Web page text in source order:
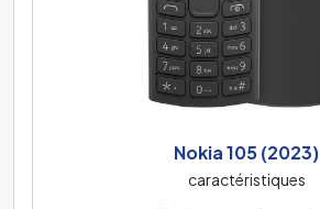
Nokia 105 (2023)
caractéristiques